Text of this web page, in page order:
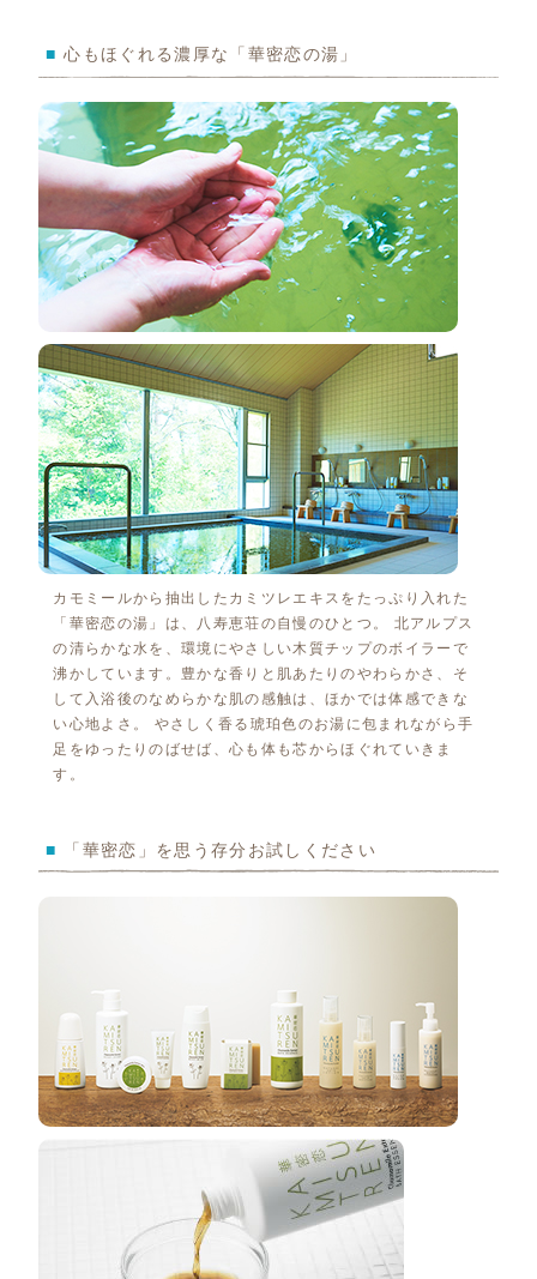
■ 心もほぐれる濃厚な「華密恋の湯」
カモミールから抽出したカミツレエキスをたっぷり入れた
「華密恋の湯」は、八寿恵荘の自慢のひとつ。 北アルプス
の清らかな水を、環境にやさしい木質チップのボイラーで
沸かしています。豊かな香りと肌あたりのやわらかさ、そ
して入浴後のなめらかな肌の感触は、ほかでは体感できな
い心地よさ。 やさしく香る琥珀色のお湯に包まれながら手
足をゆったりのばせば、心も体も芯からほぐれていきま
す。
■ 「華密恋」を思う存分お試しください